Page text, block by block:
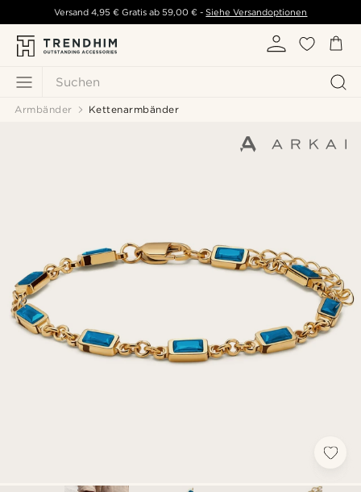
Suchen
Versand 4,95 € Gratis ab 59,00 € - Siehe Versandoptionen
Armbänder Kettenarmbänder